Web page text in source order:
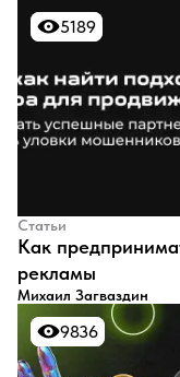
5189
5189
Статьи
Как
рекламы
Михаил Загваздин
9836
9836